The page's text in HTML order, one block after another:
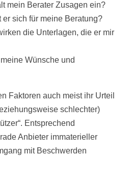
mein Berater Zusagen ein?
sich für meine Beratung?
die Unterlagen, die er mir
Wünsche und
Faktoren auch meist ihr Urteil
schlechter)
Entsprechend
Anbieter immaterieller
mit Beschwerden